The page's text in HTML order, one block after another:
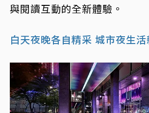
與閱讀互動的全新體驗。
白天夜晚各自精采 城市夜生